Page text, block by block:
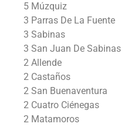
5 Múzquiz
3 Parras De La Fuente
3 Sabinas
3 San Juan De Sabinas
2 Allende
2 Castaños
2 San Buenaventura
2 Cuatro Ciénegas
2 Matamoros